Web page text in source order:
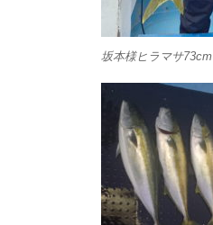
坂本様ヒラマサ73cm